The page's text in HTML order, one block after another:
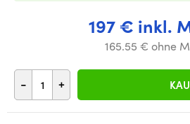
197 € inkl.
165.55 € ohne
- +